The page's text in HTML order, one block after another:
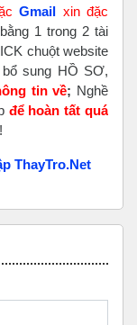
Gmail xin đặc
1 trong 2 tài
chuột website
sung HỒ SƠ,
tin về; Nghề
để hoàn tấtquá
ThayTro.Net